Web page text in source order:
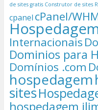
de sites gratis Construtor de sites
cpanel cPanel/
Internacionais
Dominios para
Domínios .com
hospedagem
sites
hospedagem